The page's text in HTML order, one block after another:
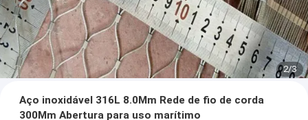
2/3
Aço inoxidável 316L 8.0Mm Rede de fio de corda
300Mm Abertura para uso marítimo